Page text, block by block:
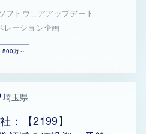
フトウェアアップデート
レーション企画
500万～
埼玉県
：【2199】